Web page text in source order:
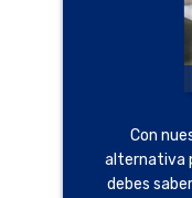
Con
alternativa
debes